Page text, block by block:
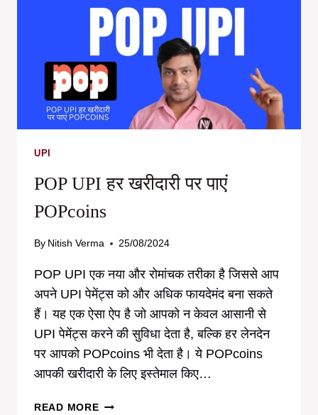
?
|
LIVE
TRAIN
RUNNING
STATUS
कैसे
देखें
UPI
POP UPI हर खरीदारी पर पाएं
POPcoins
By Nitish Verma 25/08/2024
POP UPI एक नया और रोमांचक तरीका है जिससे आप
अपने UPI पेमेंट्स को और अधिक फायदेमंद बना सकते
हैं। यह एक ऐसा ऐप है जो आपको न केवल आसानी से
UPI पेमेंट्स करने की सुविधा देता है, बल्कि हर लेनदेन
पर आपको POPcoins भी देता है। ये POPcoins
आपकी खरीदारी के लिए इस्तेमाल किए…
READ MOREPOP